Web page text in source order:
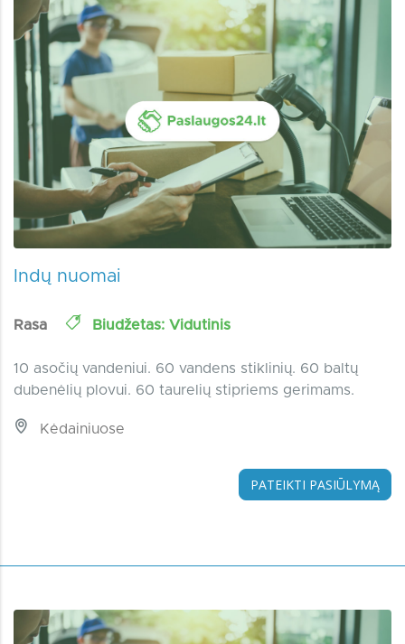
Indų nuomai
Rasa Biudžetas: Vidutinis
10 asočių vandeniui. 60 vandens stiklinių. 60 baltų
dubenėlių plovui. 60 taurelių stipriems gerimams.
Kėdainiuose
PATEIKTI PASIŪLYMĄ